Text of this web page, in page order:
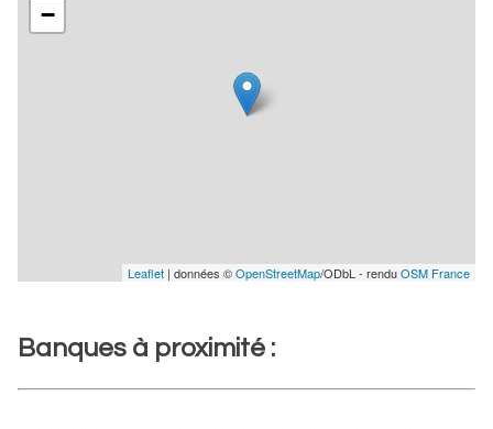
−
Leaflet | données ©OpenStreetMap/ODbL - renduOSM France
Banques à proximité :